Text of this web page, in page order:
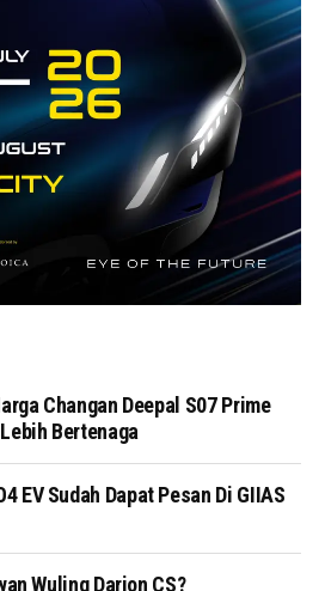
Changan Deepal S07 Prime
Bertenaga
EV Sudah Dapat Pesan Di GIIAS
Wuling Darion CS?